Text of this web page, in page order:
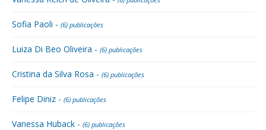
Sofia Paoli - (6) publicações
Luiza Di Beo Oliveira - (6) publicações
Cristina da Silva Rosa - (6) publicações
Felipe Diniz - (6) publicações
Vanessa Huback - (6) publicações